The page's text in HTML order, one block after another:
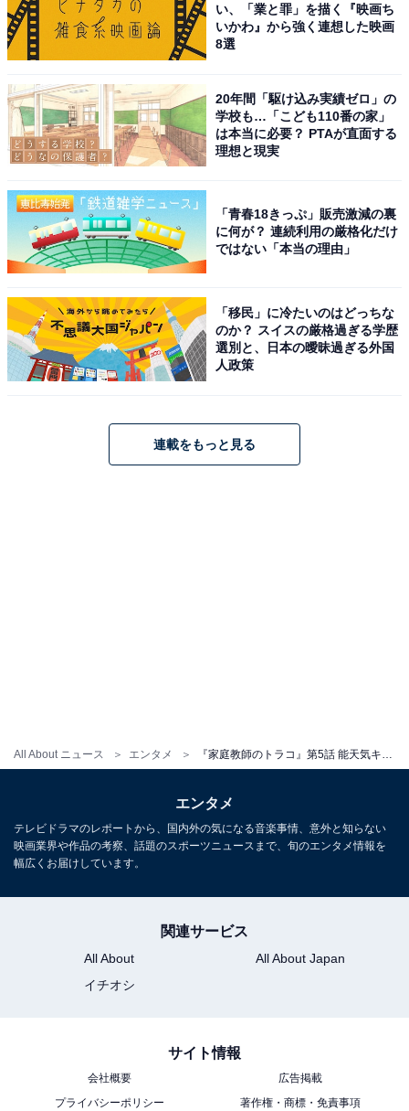
All About ニュース エンタメ
息子へ宛てた母の遺書に「ボロボロ泣いた」の声
今回のトラコのターゲットは、「笑う門には福来る」を
信条に無理してでも明るく振る舞う母親・智代。「ツイ
てない」という言葉がトラコの嫌いな言葉に加わる一
方、トラコのTシャツには「いつまでもあると思うな親
Twitterでは能天気キャラな智代のあまりの浅はかさにツ
第5話では、トラコの父は幼い頃に他界し、母はトラコ
を捨てて行方知れずであることも明かされました。子供
から母親へターゲットを変えたトラコの思惑は、次回か
施設を助けるための3000万円を銀行の新頭取に就任した
夫・利明（矢島健一）に頼むよう促します。「人は愛で
動くのか、お金で動くのか？」――トラコによる授業か
い、「業と罪」を描く『映画ち
いかわ』から強く連想した映画
8選
20年間「駆け込み実績ゼロ」の
学校も…「こども110番の家」
は本当に必要？ PTAが直面する
理想と現実
「青春18きっぷ」販売激減の裏
に何が？ 連続利用の厳格化だけ
ではない「本当の理由」
「移民」に冷たいのはどっちな
のか？ スイスの厳格過ぎる学歴
選別と、日本の曖昧過ぎる外国
人政策
連載をもっと見る
エンタメ
テレビドラマのレポートから、国内外の気になる音楽事情、意外と知らない
映画業界や作品の考察、話題のスポーツニュースまで、旬のエンタメ情報を
幅広くお届けしています。
関連サービス
All About
All About Japan
イチオシ
サイト情報
会社概要
広告掲載
プライバシーポリシー
著作権・商標・免責事項